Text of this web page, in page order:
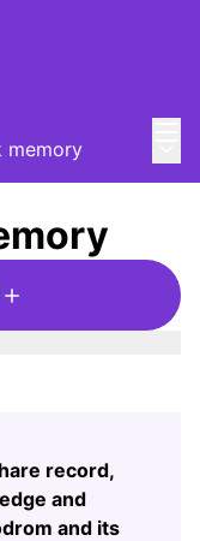
memory
record,
and
and its